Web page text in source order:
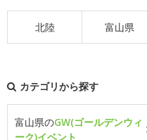
北陸 富山県
カテゴリから探す
富山県のGW(ゴールデンウィ
ーク)イベント